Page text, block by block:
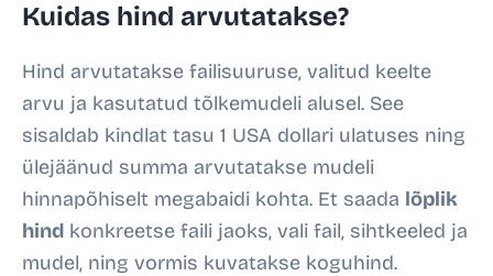
Kuidas hind arvutatakse?
Hind arvutatakse failisuuruse, valitud keelte
arvu ja kasutatud tõlkemudeli alusel. See
sisaldab kindlat tasu 1 USA dollari ulatuses ning
ülejäänud summa arvutatakse mudeli
hinnapõhiselt megabaidi kohta. Et saada lõplik
hind konkreetse faili jaoks, vali fail, sihtkeeled ja
mudel, ning vormis kuvatakse koguhind.